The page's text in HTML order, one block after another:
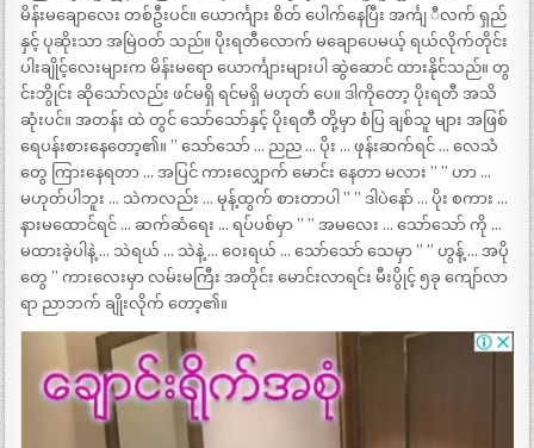
မိန်းမချောလေး တစ်ဦးပင်။ ယောင်္ကျား စိတ် ပေါက်နေပြီး အင်္ကျ ီလက် ရှည်
နှင့် ပုဆိုးသာ အမြဲဝတ် သည်။ ပိုးရတီလောက် မချောပေမယ့် ရယ်လိုက်တိုင်း
ပါးချိုင့်လေးများက မိန်းမရော ယောင်္ကျားများပါ ဆွဲဆောင် ထားနိုင်သည်။ တွ
င်းဘွိုင်း ဆိုသော်လည်း ဖင်မရှိ ရင်မရှိ မဟုတ် ပေ။ ဒါကိုတော့ ပိုးရတီ အသိ
ဆုံးပင်။ အတန်း ထဲ တွင် သော်သော်နှင့် ပိုးရတီ တို့မှာ စံပြ ချစ်သူ များ အဖြစ်
ရေပန်းစားနေတော့၏။ ” သော်သော် … ညည … ပိုး … ဖုန်းဆက်ရင် … လေသံ
တွေ ကြားနေရတာ … အပြင် ကားလျှောက် မောင်း နေတာ မလား ” ” ဟာ …
မဟုတ်ပါဘူး … သဲကလည်း … မုန့်ထွက် စားတာပါ ” ” ဒါပဲနော် … ပိုး စကား …
နားမထောင်ရင် … ဆက်ဆံရေး … ရပ်ပစ်မှာ ” ” အမလေး … သော်သော် ကို …
မထားခဲ့ပါနဲ့ … သဲရယ် … သဲနဲ့ … ဝေးရယ် … သော်သော် သေမှာ ” ” ဟွန့် … အပို
တွေ ” ကားလေးမှာ လမ်းမကြီး အတိုင်း မောင်းလာရင်း မီးပွိုင့် ၅ခု ကျော်လာ
ရာ ညာဘက် ချိုးလိုက် တော့၏။